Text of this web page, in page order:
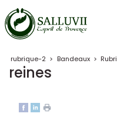
Panneau de gestion des
rubrique-2 > Bandeaux >
reines